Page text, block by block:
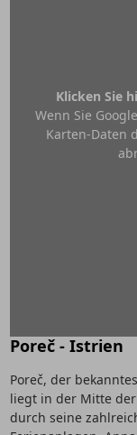
Klicken Sie
Wenn Sie
Karten-Daten
Poreč - Istrien
Poreč, der
liegt in der Mitte
durch seine